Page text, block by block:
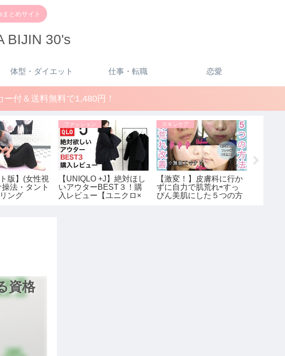
とめサイト
BIJIN 30's
体型・ダイエット 仕事・転職 恋愛
付＆送料無料で1,480円！
版】(女性視
法・タント
ング
ファッション
【UNIQLO +J】絶対ほし
いアウターBEST３！購
入レビュー【ユニクロ×
スキンケア
【激変！】皮膚科に行か
ずに自力で肌荒れ⇨すっ
ぴん美肌にした５つの方
資格